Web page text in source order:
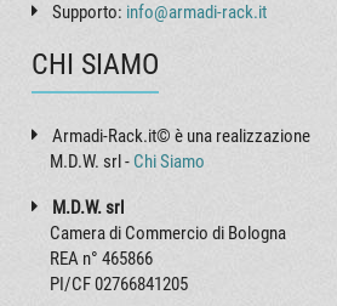
Supporto: info@armadi-rack.it
CHI SIAMO
Armadi-Rack.it© è una realizzazione
M.D.W. srl - Chi Siamo
M.D.W. srl
Camera di Commercio di Bologna
REA n° 465866
PI/CF 02766841205